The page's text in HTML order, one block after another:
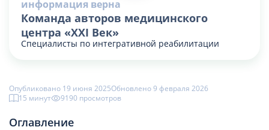
информация верна
Команда авторов медицинского
центра «XXI Век»
Специалисты по интегративной реабилитации
Опубликовано 19 июня 2025Обновлено 9 февраля 2026
15 минут
9190 просмотров
Оглавление